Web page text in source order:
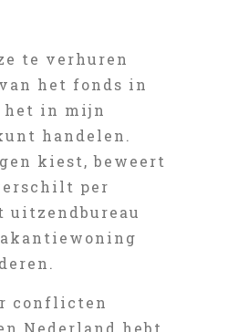
te verhuren
het fonds in
het in mijn
handelen.
kiest, beweert
per
uitzendbureau
conflicten
Nederland hebt